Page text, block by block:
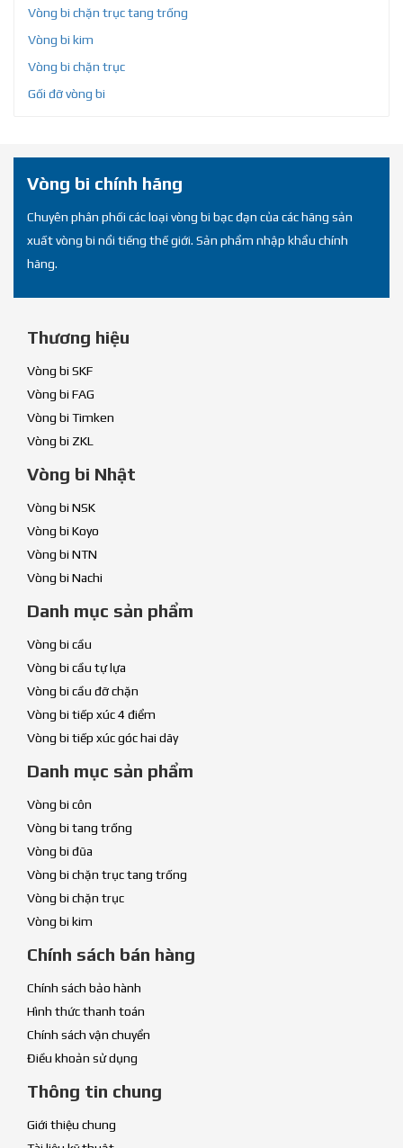
Vòng bi chặn trục tang trống
Vòng bi kim
Vòng bi chặn trục
Gối đỡ vòng bi
Vòng bi chính hãng
Chuyên phân phối các loại vòng bi bạc đạn của các hãng sản
xuất vòng bi nổi tiếng thế giới. Sản phẩm nhập khẩu chính
hãng.
Thương hiệu
Vòng bi SKF
Vòng bi FAG
Vòng bi Timken
Vòng bi ZKL
Vòng bi Nhật
Vòng bi NSK
Vòng bi Koyo
Vòng bi NTN
Vòng bi Nachi
Danh mục sản phẩm
Vòng bi cầu
Vòng bi cầu tự lựa
Vòng bi cầu đỡ chặn
Vòng bi tiếp xúc 4 điểm
Vòng bi tiếp xúc góc hai dãy
Danh mục sản phẩm
Vòng bi côn
Vòng bi tang trống
Vòng bi đũa
Vòng bi chặn trục tang trống
Vòng bi chặn trục
Vòng bi kim
Chính sách bán hàng
Chính sách bảo hành
Hình thức thanh toán
Chính sách vận chuyển
Điều khoản sử dụng
Thông tin chung
Giới thiệu chung